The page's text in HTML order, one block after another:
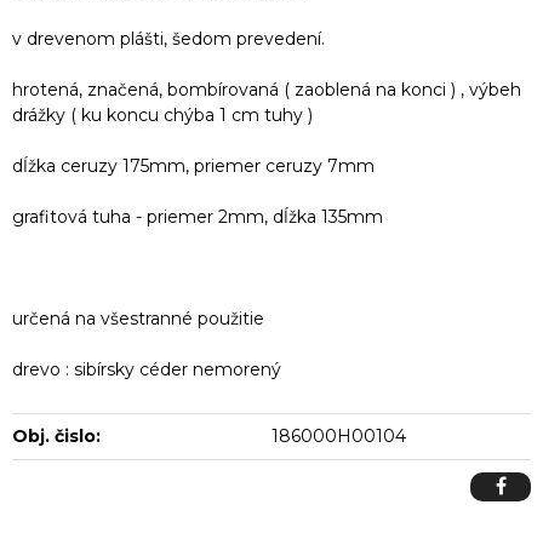
v drevenom plášti, šedom prevedení.
hrotená, značená, bombírovaná ( zaoblená na konci ) , výbeh
drážky ( ku koncu chýba 1 cm tuhy )
dĺžka ceruzy 175mm, priemer ceruzy 7mm
grafitová tuha - priemer 2mm, dĺžka 135mm
určená na všestranné použitie
drevo : sibírsky céder nemorený
Obj. čislo: 186000H00104